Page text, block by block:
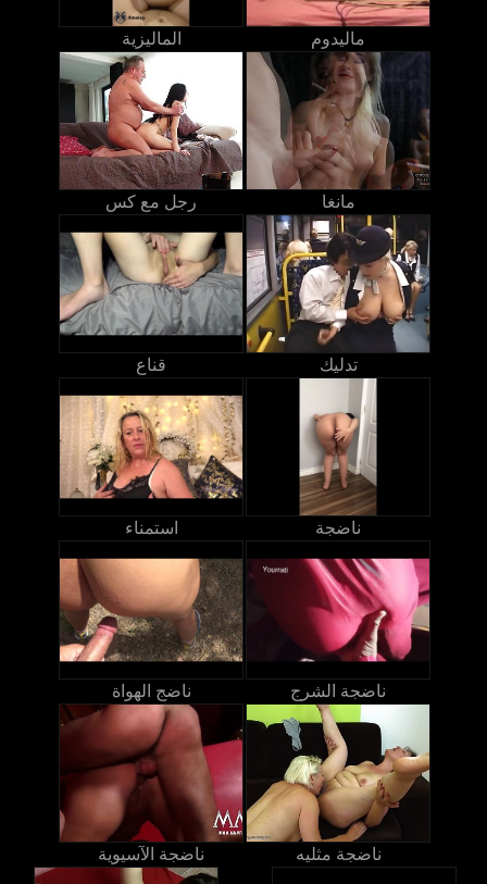
الماليزية ماليدوم
رجل مع كس مانغا
قناع تدليك
استمناء ناضجة
ناضج الهواة ناضجة الشرج
ناضجة الآسيوية ناضجة مثليه